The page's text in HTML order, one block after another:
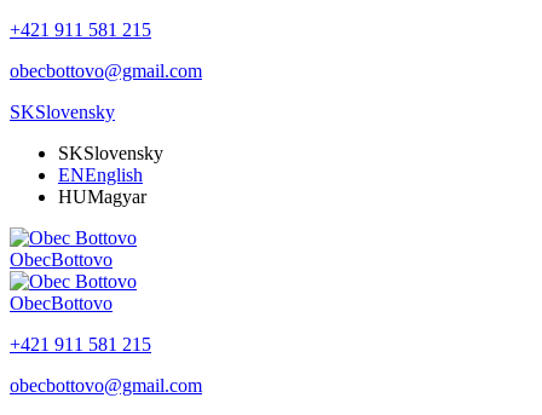
+421 911 581 215
obecbottovo@gmail.com
SKSlovensky
SKSlovensky
ENEnglish
HUMagyar
ObecBottovo
ObecBottovo
+421 911 581 215
obecbottovo@gmail.com